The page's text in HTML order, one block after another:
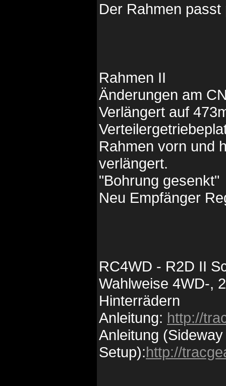
Der Rahmen passt
Rahmen II
Änderungen am
Verlängert auf
Rahmen vorn und
verlängert.
"Bohrung gesenkt"
Neu Empfänger
RC4WD - R2D II
Wahlweise 4WD-,
Hinterrädern
Anleitung: http://
Anleitung (Sideway
Setup):http://